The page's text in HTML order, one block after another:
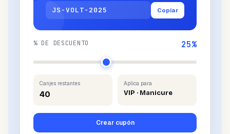
JS-VOLT-2025 Copiar
% DE DESCUENTO 25%
Canjes restantes
40
Aplica para
VIP · Manicure
Crear cupón